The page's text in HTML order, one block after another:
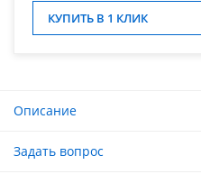
КУПИТЬ В 1 КЛИК
Описание
Задать вопрос